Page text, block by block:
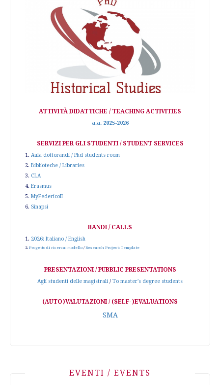
ATTIVITÀ DIDATTICHE / TEACHING ACTIVITIES
a.a. 2025-2026
SERVIZI PER GLI STUDENTI / STUDENT SERVICES
1. Aula dottorandi / Phd students room
2. Biblioteche / Libraries
3. CLA
4. Erasmus
5. MyFedericoII
6. Sinapsi
BANDI / CALLS
1. 2026: Italiano / English
2. Progetto di ricerca: modello /Research Project: Template
PRESENTAZIONI / PUBBLIC PRESENTATIONS
Agli studenti delle magistrali / To master's degree students
(AUTO)VALUTAZIONI / (SELF-)EVALUATIONS
SMA
EVENTI / EVENTS